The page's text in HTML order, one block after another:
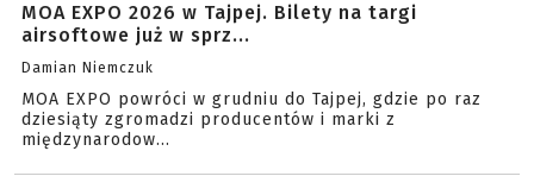
MOA EXPO 2026 w Tajpej. Bilety na targi
airsoftowe już w sprz...
Damian Niemczuk
MOA EXPO powróci w grudniu do Tajpej, gdzie po raz
dziesiąty zgromadzi producentów i marki z
międzynarodow...